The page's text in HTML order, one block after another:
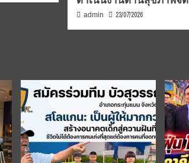
admin 23/07/2026